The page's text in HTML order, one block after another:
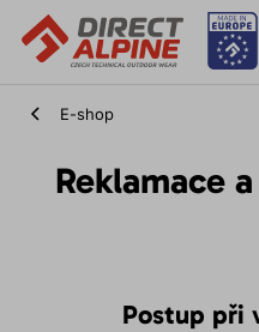
E-shop
Reklamace
Postup při